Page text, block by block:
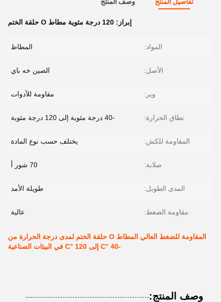
إبراز: 120 درجة مئوية مطاط O حلقة الختم
المواد: المطاط
الأصل: الصين خه باي
وير: مقاومة للأدوات
نطاق الحرارة: -40 درجة مئوية إلى 120 درجة مئوية
المقاومة للكش: يختلف حسب نوع المادة
صلابة: 70 شور أ
المدى الطويل: طويلة الأمد
مقاومة الضغط: عالية
المقاومة للضغط العالي المطاط O حلقة الختم لمدى درجة الحرارة من
-40 °C إلى 120 °C في البيئات الصناعية
وصف المنتج: